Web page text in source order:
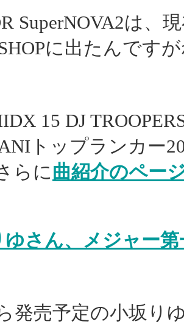
SuperNOVA2は、
に出たんです
15 DJ
トップランカー
らに曲紹介のペー
ゆさん、メジャー
発売予定の小坂り